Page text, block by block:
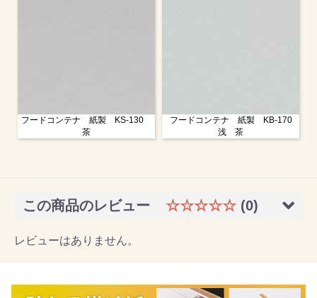
フードコンテナ 紙製 KS-130
茶
フードコンテナ 紙製 KB-170
浅 茶
この商品のレビュー ☆☆☆☆☆ (0)
レビューはありません。